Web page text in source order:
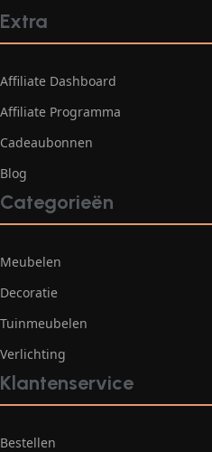
Extra
Affiliate Dashboard
Affiliate Programma
Cadeaubonnen
Blog
Categorieën
Meubelen
Decoratie
Tuinmeubelen
Verlichting
Klantenservice
Bestellen